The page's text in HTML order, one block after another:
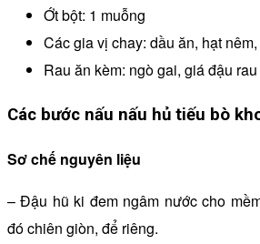
Ớt bột: 1 muỗng
Các gia vị chay: dầu ăn, hạt
Rau ăn kèm: ngò gai, giá đậu
Các bước nấu nấu hủ tiếu bò
Sơ chế nguyên liệu
– Đậu hũ ki đem ngâm nước cho
đó chiên giòn, để riêng.